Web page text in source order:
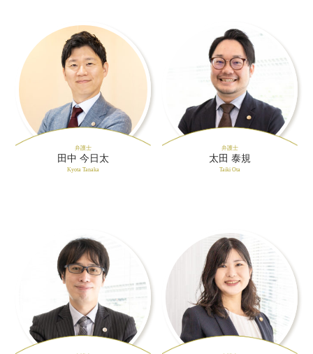
弁護士
田中 今日太
Kyota Tanaka
弁護士
太田 泰規
Taiki Ota